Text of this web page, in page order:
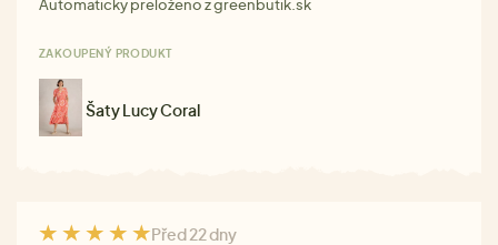
Automaticky preloženo z greenbutik.sk
ZAKOUPENÝ PRODUKT
Šaty Lucy Coral
Před 22 dny